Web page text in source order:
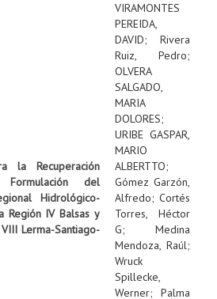
la Recuperación
del
Hidrológico-
Región IV Balsas y
Lerma-Santiago-
VIRAMONTES
PEREIDA,
DAVID; Rivera
Ruiz, Pedro;
OLVERA
SALGADO,
MARIA
DOLORES;
URIBE GASPAR,
MARIO
ALBERTTO;
Gómez Garzón,
Alfredo; Cortés
Torres, Héctor
G; Medina
Mendoza, Raúl;
Wruck
Spillecke,
Werner; Palma